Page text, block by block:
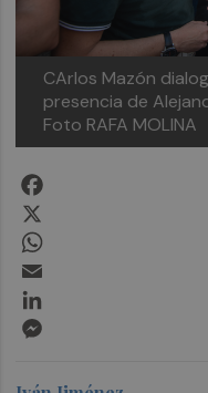
CArlos Mazón
presencia de
Foto RAFA MOLINA